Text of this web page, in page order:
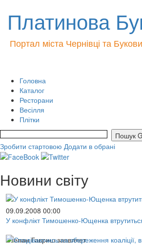
Платинова
Портал міста Чернівці та
Головна
Каталог
Ресторани
Весілля
Плітки
Зробити стартовою Додати в обрані
Новини світу
09.09.2008 00:00
У конфлікт Тимошенко-Ющенка
Степан Гавриш заявляет